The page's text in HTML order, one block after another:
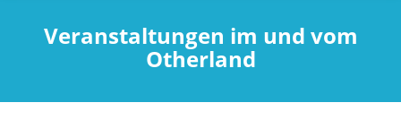
Veranstaltungen im und vom
Otherland